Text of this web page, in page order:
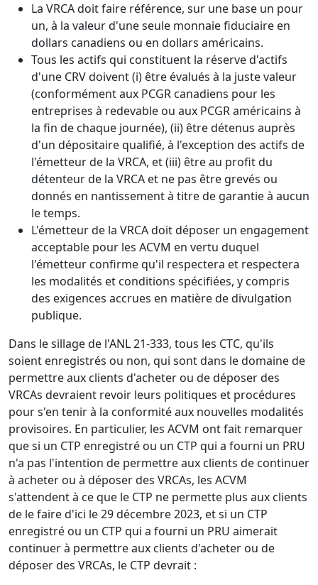
La VRCA doit faire référence, sur une base un pour
un, à la valeur d'une seule monnaie fiduciaire en
dollars canadiens ou en dollars américains.
Tous les actifs qui constituent la réserve d'actifs
d'une CRV doivent (i) être évalués à la juste valeur
(conformément aux PCGR canadiens pour les
entreprises à redevable ou aux PCGR américains à
la fin de chaque journée), (ii) être détenus auprès
d'un dépositaire qualifié, à l'exception des actifs de
l'émetteur de la VRCA, et (iii) être au profit du
détenteur de la VRCA et ne pas être grevés ou
donnés en nantissement à titre de garantie à aucun
le temps.
L'émetteur de la VRCA doit déposer un engagement
acceptable pour les ACVM en vertu duquel
l'émetteur confirme qu'il respectera et respectera
les modalités et conditions spécifiées, y compris
des exigences accrues en matière de divulgation
publique.
Dans le sillage de l'ANL 21-333, tous les CTC, qu'ils
soient enregistrés ou non, qui sont dans le domaine de
permettre aux clients d'acheter ou de déposer des
VRCAs devraient revoir leurs politiques et procédures
pour s'en tenir à la conformité aux nouvelles modalités
provisoires. En particulier, les ACVM ont fait remarquer
que si un CTP enregistré ou un CTP qui a fourni un PRU
n'a pas l'intention de permettre aux clients de continuer
à acheter ou à déposer des VRCAs, les ACVM
s'attendent à ce que le CTP ne permette plus aux clients
de le faire d'ici le 29 décembre 2023, et si un CTP
enregistré ou un CTP qui a fourni un PRU aimerait
continuer à permettre aux clients d'acheter ou de
déposer des VRCAs, le CTP devrait :